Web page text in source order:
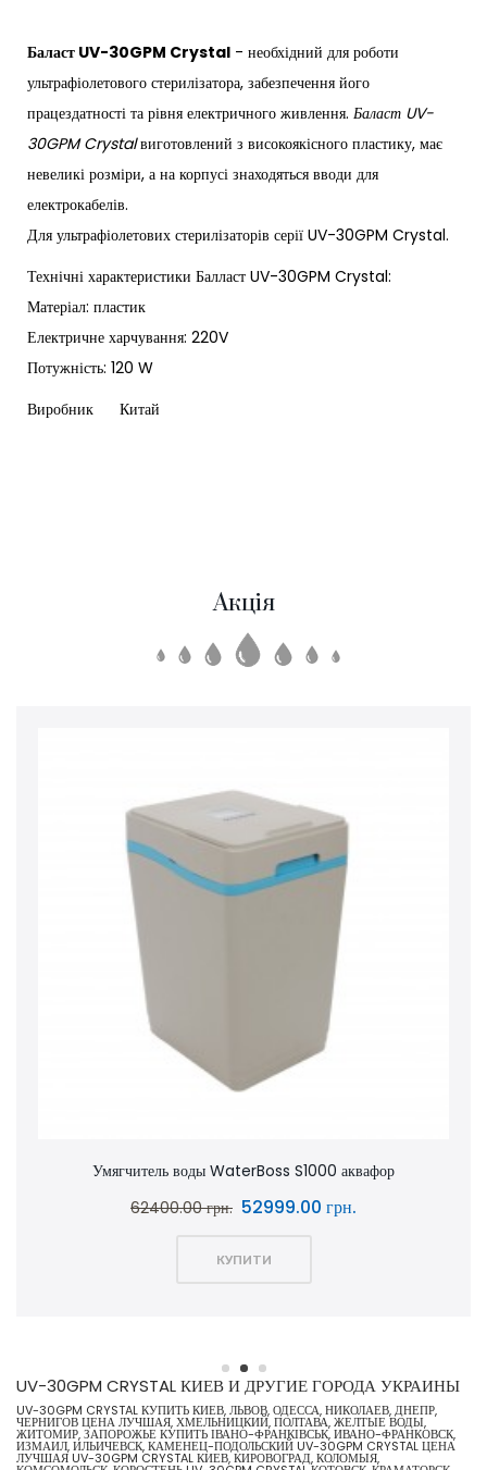
Баласт UV-30GPM Crystal - необхідний для роботи
ультрафіолетового стерилізатора, забезпечення його
працездатності та рівня електричного живлення. Баласт UV-
30GPM Crystalвиготовлений з високоякісного пластику, має
невеликі розміри, а на корпусі знаходяться вводи для
електрокабелів.
Для ультрафіолетових стерилізаторів серії UV-30GPM Crystal.
Технічні характеристики Балласт UV-30GPM Crystal:
Матеріал: пластик
Електричне харчування: 220V
Потужність: 120 W
Виробник Китай
Акція
Умягчитель воды WaterBoss S1000 аквафор
62400.00 грн. 52999.00 грн.
КУПИТИ
UV-30GPM CRYSTAL КИЕВ И ДРУГИЕ ГОРОДА УКРАИНЫ
UV-30GPM CRYSTAL КУПИТЬ КИЕВ, ЛЬВОВ, ОДЕССА, НИКОЛАЕВ, ДНЕПР,
ЧЕРНИГОВ ЦЕНА ЛУЧШАЯ, ХМЕЛЬНИЦКИЙ, ПОЛТАВА, ЖЕЛТЫЕ ВОДЫ,
ЖИТОМИР, ЗАПОРОЖЬЕ КУПИТЬ ІВАНО-ФРАНКІВСЬК, ИВАНО-ФРАНКОВСК,
ИЗМАИЛ, ИЛЬИЧЕВСК, КАМЕНЕЦ-ПОДОЛЬСКИЙ UV-30GPM CRYSTAL ЦЕНА
ЛУЧШАЯ UV-30GPM CRYSTAL КИЕВ, КИРОВОГРАД, КОЛОМЫЯ,